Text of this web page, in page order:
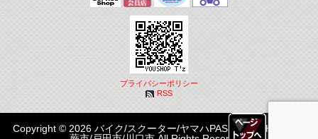
プライバシーポリシー
RSS
Copyright © 2026 バイク/スクーター/ヤマハPASはYOUSHOP T'z|